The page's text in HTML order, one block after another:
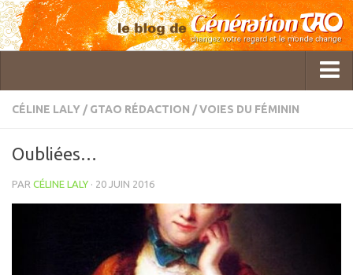
GTAO Rédaction
Pol Charoy
Cécile Bercegeay
CÉLINE LALY / GTAO RÉDACTION /VOIES DU FÉMININ
Oubliées…
PAR CÉLINE LALY · 20 JUIN 2016